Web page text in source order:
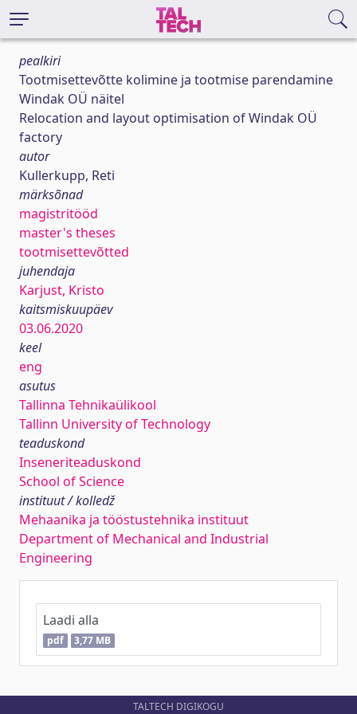
pealkiri
Tootmisettevõtte kolimine ja tootmise parendamine
Windak OÜ näitel
Relocation and layout optimisation of Windak OÜ
factory
autor
Kullerkupp, Reti
märksõnad
magistritööd
master's theses
tootmisettevõtted
juhendaja
Karjust, Kristo
kaitsmiskuupäev
03.06.2020
keel
eng
asutus
Tallinna Tehnikaülikool
Tallinn University of Technology
teaduskond
Inseneriteaduskond
School of Science
instituut / kolledž
Mehaanika ja tööstustehnika instituut
Department of Mechanical and Industrial
Engineering
Laadi alla
pdf 3,77 MB
TALTECH DIGIKOGU